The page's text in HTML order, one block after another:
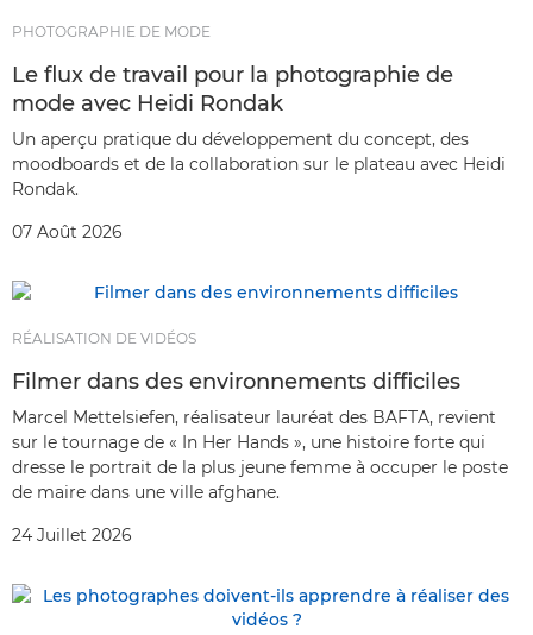
PHOTOGRAPHIE DE MODE
Le flux de travail pour la photographie de
mode avec Heidi Rondak
Un aperçu pratique du développement du concept, des
moodboards et de la collaboration sur le plateau avec Heidi
Rondak.
07 Août 2026
RÉALISATION DE VIDÉOS
Filmer dans des environnements difficiles
Marcel Mettelsiefen, réalisateur lauréat des BAFTA, revient
sur le tournage de « In Her Hands », une histoire forte qui
dresse le portrait de la plus jeune femme à occuper le poste
de maire dans une ville afghane.
24 Juillet 2026